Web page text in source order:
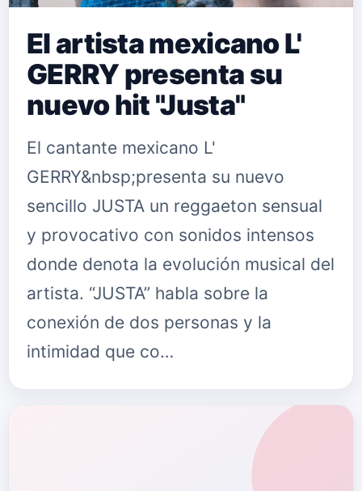
El artista mexicano L'
GERRY presenta su
nuevo hit "Justa"
El cantante mexicano L'
GERRY&nbsp;presenta su nuevo
sencillo JUSTA un reggaeton sensual
y provocativo con sonidos intensos
donde denota la evolución musical del
artista. “JUSTA” habla sobre la
conexión de dos personas y la
intimidad que co…